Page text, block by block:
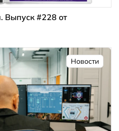
Выпуск #228 от
Новости